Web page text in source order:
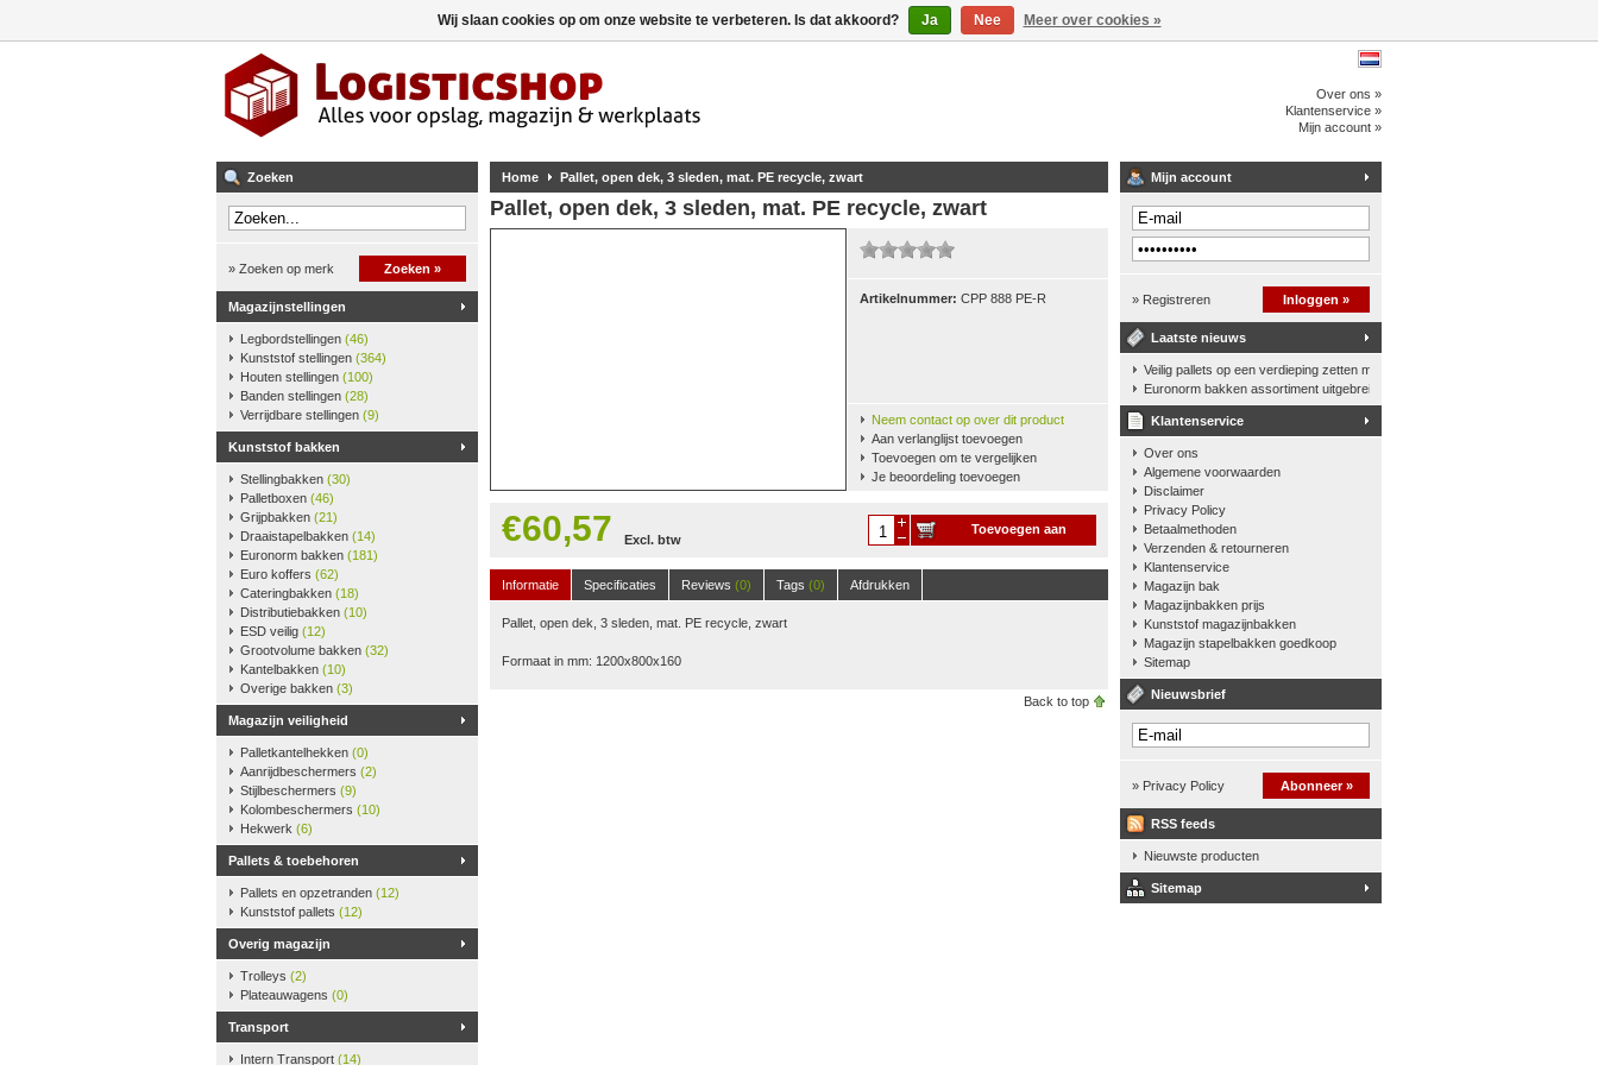
Over ons »
Klantenservice »
Mijn account »
Zoeken
» Zoeken op merk Zoeken »
Magazijnstellingen
Legbordstellingen (46)
Kunststof stellingen (364)
Houten stellingen (100)
Banden stellingen (28)
Verrijdbare stellingen (9)
Kunststof bakken
Stellingbakken (30)
Palletboxen (46)
Grijpbakken (21)
Draaistapelbakken (14)
Euronorm bakken (181)
Euro koffers (62)
Cateringbakken (18)
Distributiebakken (10)
ESD veilig (12)
Grootvolume bakken (32)
Kantelbakken (10)
Overige bakken (3)
Magazijn veiligheid
Palletkantelhekken (0)
Aanrijdbeschermers (2)
Stijlbeschermers (9)
Kolombeschermers (10)
Hekwerk (6)
Pallets & toebehoren
Pallets en opzetranden (12)
Kunststof pallets (12)
Overig magazijn
Trolleys (2)
Plateauwagens (0)
Transport
Intern Transport (14)
Home Pallet, open dek, 3 sleden, mat. PE recycle, zwart
Pallet, open dek, 3 sleden, mat. PE recycle, zwart
Artikelnummer: CPP 888 PE-R
Neem contact op over dit product
Aan verlanglijst toevoegen
Toevoegen om te vergelijken
Je beoordeling toevoegen
€60,57 Excl. btw
Toevoegen aan
Informatie
Specificaties Reviews (0) Tags (0) Afdrukken
Pallet, open dek, 3 sleden, mat. PE recycle, zwart
Formaat in mm: 1200x800x160
Back to top
Mijn account
» Registreren Inloggen »
Laatste nieuws
Veilig pallets op een verdieping zetten met een palletkantelhek
Euronorm bakken assortiment uitgebreid
Klantenservice
Over ons
Algemene voorwaarden
Disclaimer
Privacy Policy
Betaalmethoden
Verzenden & retourneren
Klantenservice
Magazijn bak
Magazijnbakken prijs
Kunststof magazijnbakken
Magazijn stapelbakken goedkoop
Sitemap
Nieuwsbrief
» Privacy Policy Abonneer »
RSS feeds
Nieuwste producten
Sitemap
Wij slaan cookies op om onze website te verbeteren. Is dat akkoord? Ja Nee Meer over cookies »